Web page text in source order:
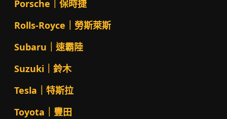
Porsche｜保時捷
Rolls-Royce｜勞斯萊斯
Subaru｜速霸陸
Suzuki｜鈴木
Tesla｜特斯拉
Toyota｜豐田